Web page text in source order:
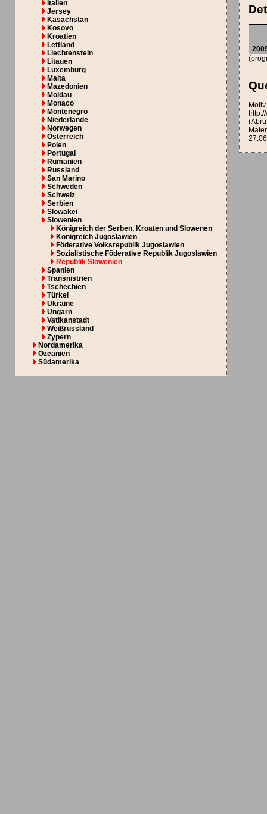
Italien
Jersey
Kasachstan
Kosovo
Kroatien
Lettland
Liechtenstein
Litauen
Luxemburg
Malta
Mazedonien
Moldau
Monaco
Montenegro
Niederlande
Norwegen
Österreich
Polen
Portugal
Rumänien
Russland
San Marino
Schweden
Schweiz
Serbien
Slowakei
Slowenien
Königreich der Serben, Kroaten und Slowenen
Königreich Jugoslawien
Föderative Volksrepublik Jugoslawien
Sozialistische Föderative Republik Jugoslawien
Republik Slowenien
Spanien
Transnistrien
Tschechien
Türkei
Ukraine
Ungarn
Vatikanstadt
Weißrussland
Zypern
Nordamerika
Ozeanien
Südamerika